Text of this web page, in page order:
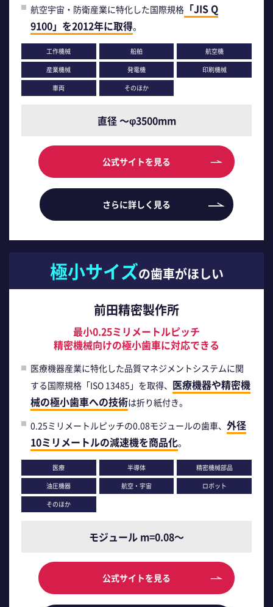
航空宇宙・防衛産業に特化した国際規格 「JIS Q
9100」を2012年に取得。
工作機械 船舶
航空機
産業機械
発電機
印刷機械
車両
そのほか
直径 ～φ3500mm
公式サイトを見る
さらに詳しく見る
極小サイズの歯車がほしい
前田精密製作所
最小0.25ミリメートルピッチ
精密機械向けの極小歯車に対応できる
医療機器産業に特化した品質マネジメントシステムに関
する国際規格「ISO 13485」を取得、 医療機器や精密機
械の極小歯車への技術は折り紙付き。
0.25ミリメートルピッチの0.08モジュールの歯車、 外径
10ミリメートルの減速機を商品化。
医療 半導体
精密機械部品
油圧機器
航空・宇宙
ロボット
そのほか
モジュール m=0.08～
公式サイトを見る